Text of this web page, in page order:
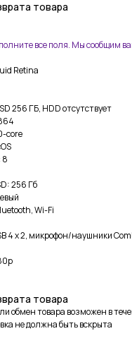
товара
все поля. Мы сообщим
Retina
256 ГБ, HDD отсутствует
core
8
256 Гб
Wi-Fi
4 x 2, микрофон/наушники
товара
обмен товара возможен в
не должна быть вскрыта